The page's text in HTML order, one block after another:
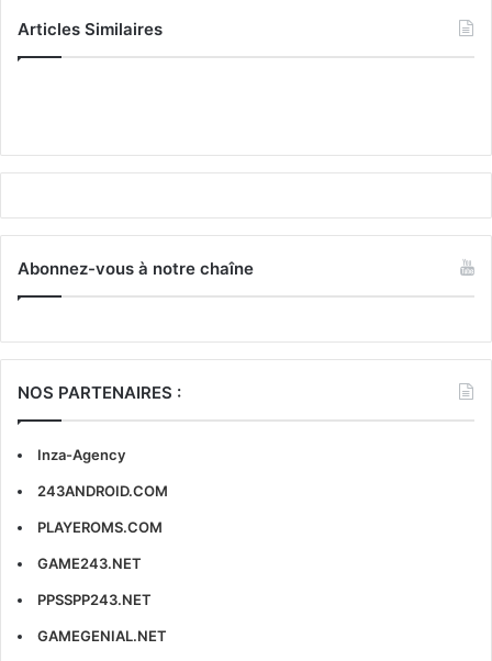
Articles Similaires
Abonnez-vous à notre chaîne
NOS PARTENAIRES :
Inza-Agency
243ANDROID.COM
PLAYEROMS.COM
GAME243.NET
PPSSPP243.NET
GAMEGENIAL.NET